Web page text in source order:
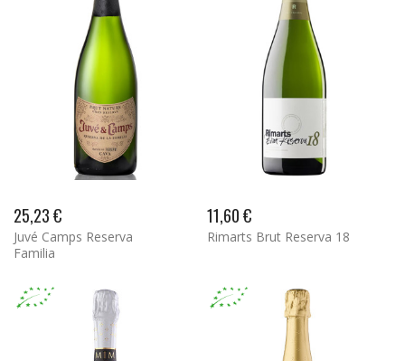
25,23 €
Juvé Camps Reserva
Familia
11,60 €
Rimarts Brut Reserva 18